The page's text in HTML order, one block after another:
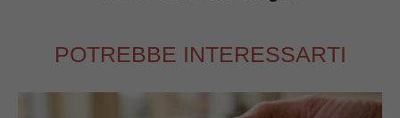
POTREBBE INTERESSARTI